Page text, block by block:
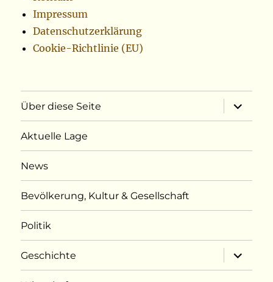
Impressum
Datenschutzerklärung
Cookie-Richtlinie (EU)
Über diese Seite
öffnen
Aktuelle Lage
News
Bevölkerung, Kultur & Gesellschaft
Politik
Geschichte
öffnen